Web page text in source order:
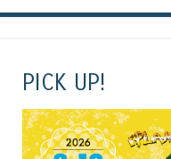
PICK UP!